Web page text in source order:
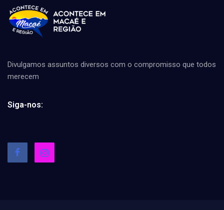
Divulgamos assuntos diversos com o compromisso que todos
merecem
Siga-nos: